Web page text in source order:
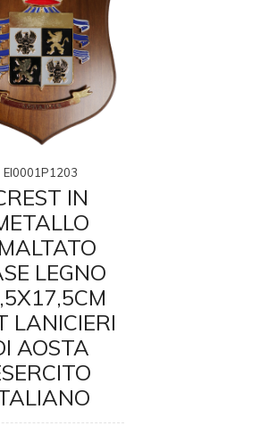
EI0001P1203
IN
LEGNO
LANICIERI
AOSTA